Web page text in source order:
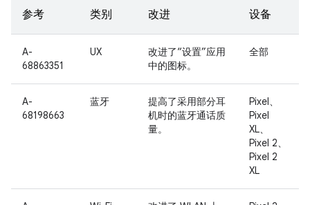
参考 类别 改进 设备
A-
68863351
UX
改进了“设置”应用
中的图标。
全部
A-
68198663
蓝牙
提高了采用部分耳
机时的蓝牙通话质
量。
Pixel、
Pixel
XL、
Pixel 2、
Pixel 2
XL